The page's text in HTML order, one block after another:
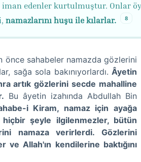
edenler kurtulmuştur. Onlar
namazlarını huşu ile kılarlar. 8
önce sahabeler namazda gözlerini
sağa sola bakınıyorlardı. Âyetin
artık gözlerini secde mahalline
Bu âyetin izahında Abdullah Bin
i Kiram, namaz için ayağa
hiçbir şeyle ilgilenmezler, bütün
namaza verirlerdi. Gözlerini
Allah'ın kendilerine baktığını